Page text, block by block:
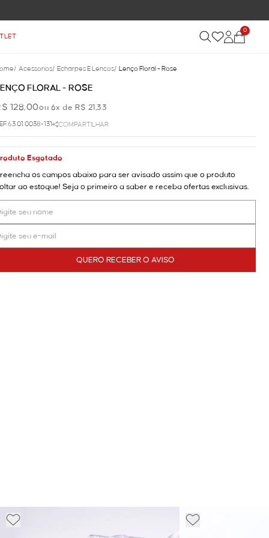
0
/ Acessorios/ Echarpes E Lencos/ Lenço Floral - Rose
FLORAL - ROSE
128,00ou 6x de R$ 21,33
131 COMPARTILHAR
Esgotado
os campos abaixo para ser avisado assim que o produto
ao estoque! Seja o primeiro a saber e receba ofertas exclusivas.
QUERO RECEBER O AVISO